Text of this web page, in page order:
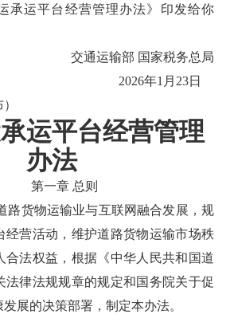
承运平台经营管理办法》印发给你
交通运输部 国家税务总局
2026年1月23日
运平台经营管理
办法
第一章 总则
路货物运输业与互联网融合发展，规
经营活动，维护道路货物运输市场秩
合法权益，根据《中华人民共和国道
法律法规规章的规定和国务院关于促
展的决策部署，制定本办法。